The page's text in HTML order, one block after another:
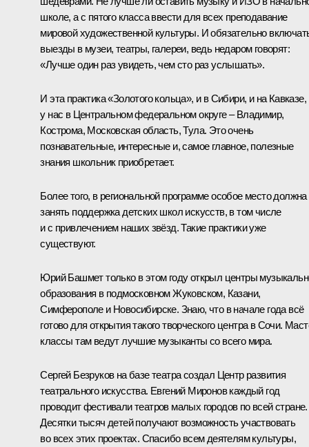
школе, а с пятого класса ввести для всех преподавание
мировой художественной культуры. И обязательно
выезды в музеи, театры, галереи, ведь недаром говорят:
«Лучше один раз увидеть, чем сто раз услышать».
И эта практика «Золотого кольца», и в Сибири, и на Кавказе,
у нас в Центральном федеральном округе – Владимир,
Кострома, Московская область, Тула. Это очень
познавательные, интересные и, самое главное, полезные
знания школьник приобретает.
Более того, в региональной программе особое место должна
занять поддержка детских школ искусств, в том числе
и с привлечением наших звёзд. Такие практики уже
существуют.
Юрий Башмет только в этом году открыл центры
образования в подмосковном Жуковском, Казани,
Симферополе и Новосибирске. Знаю, что в начале года всё
готово для открытия такого творческого центра в Сочи.
классы там ведут лучшие музыканты со всего мира.
Сергей Безруков на базе театра создал Центр развития
театрального искусства. Евгений Миронов каждый год
проводит фестивали театров малых городов по всей стране.
Десятки тысяч детей получают возможность участвовать
во всех этих проектах. Спасибо всем деятелям культуры,